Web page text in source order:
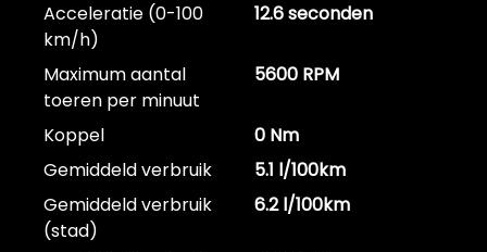
Acceleratie (0-100
km/h)
12.6 seconden
Maximum aantal
toeren per minuut
5600 RPM
Koppel
0 Nm
Gemiddeld verbruik
5.1 l/100km
Gemiddeld verbruik
(stad)
6.2 l/100km